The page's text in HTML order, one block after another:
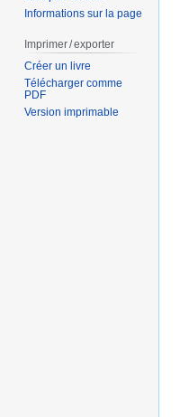
Informations sur la page
Imprimer / exporter
Créer un livre
Télécharger comme
PDF
Version imprimable